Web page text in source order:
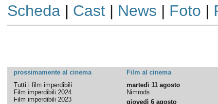
Scheda| Cast| News | Foto |
prossimamente al cinema
Film al cinema
Tutti i film imperdibili
Film imperdibili 2024
Film imperdibili 2023
martedì 11 agosto
Nimrods
giovedì 6 agosto